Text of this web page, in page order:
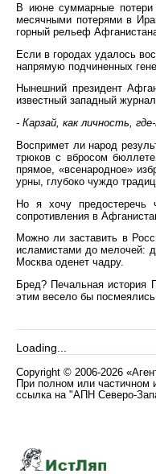
В июне суммарные потери
месячными потерями в
горный рельеф
Если в городах удалось
напрямую подчиненных
Нынешний президент
известный западный
- Карзай, как личность,
Воспримет ли народ
трюков с вбросом
прямое, «всенародное»
урны, глубоко чуждо
Но я хочу предостеречь
сопротивления в
Можно ли заставить в
исламистами до мелочей:
Москва оденет чадру.
Бред? Печальная история
этим весело бы
Loading...
Copyright © 2006-2026
При полном или частичном
ссылка на "АПН Северо-